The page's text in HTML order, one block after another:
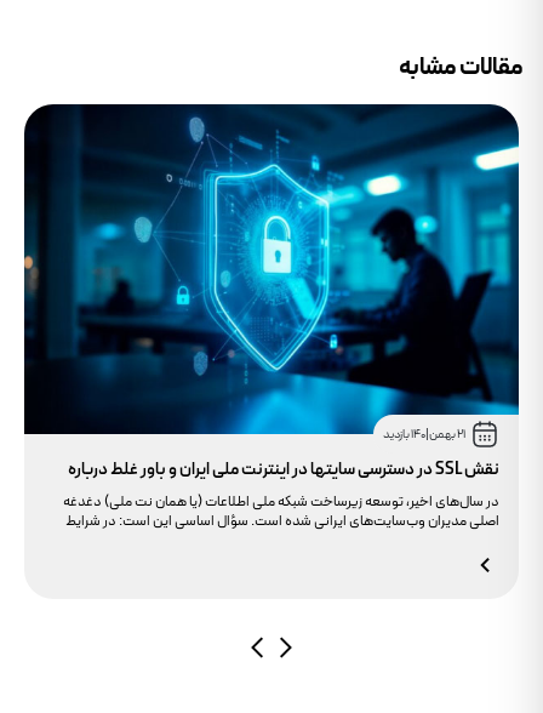
مقالات مشابه
21 بهمن |140 بازدید
نقش SSL در دسترسی سایتها در اینترنت ملی ایران و باور غلط درباره
دامنه های IR
در سال‌های اخیر، توسعه زیرساخت شبکه ملی اطلاعات (یا همان نت ملی) دغدغه
اصلی مدیران وب‌سایت‌های ایرانی شده است. سؤال اساسی این است: در شرایط